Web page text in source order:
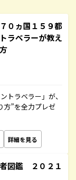
０ヵ国１５９都
ラベラーが教え
トラベラー」が、
方”を全力プレゼ
詳細を見る
図鑑 ２０２１